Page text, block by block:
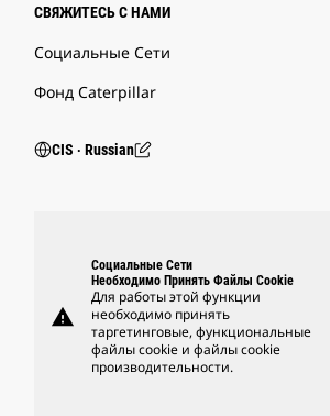
СВЯЖИТЕСЬ С НАМИ
Социальные Сети
Фонд Caterpillar
CIS ‧ Russian
warning
Социальные Сети
Необходимо Принять Файлы Cookie
Для работы этой функции
необходимо принять
таргетинговые, функциональные
файлы cookie и файлы cookie
производительности.